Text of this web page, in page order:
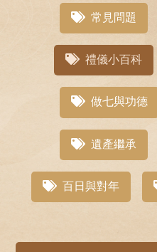
常見問題
禮儀小百科
做七與功德
遺產繼承
百日與對年